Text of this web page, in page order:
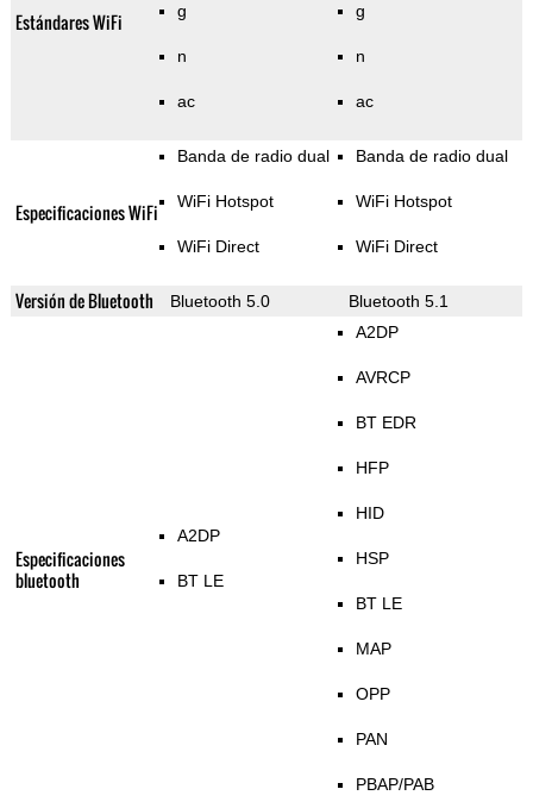
Estándares WiFi g
n
ac
g
n
ac
Especificaciones WiFi
Banda de radio dual
WiFi Hotspot
WiFi Direct
Banda de radio dual
WiFi Hotspot
WiFi Direct
Versión de Bluetooth Bluetooth 5.0 Bluetooth 5.1
Especificaciones
bluetooth
A2DP
BT LE
A2DP
AVRCP
BT EDR
HFP
HID
HSP
BT LE
MAP
OPP
PAN
PBAP/PAB